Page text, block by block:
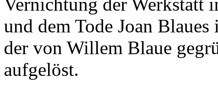
und dem Tode Joan
der von Willem Blaue
aufgelöst.